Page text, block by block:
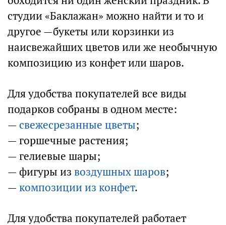
студии «Баклажан» можно найти и то и
другое —букеты или корзинки из
наисвежайших цветов или же необычную
композицию из конфет или шаров.
Для удобства покупателей все виды
подарков собраны в одном месте:
—свежесрезанные цветы;
— горшечные растения;
— гелиевые шары;
— фигуры из воздушных шаров;
—композиции из конфет.
Для удобства покупателей работает